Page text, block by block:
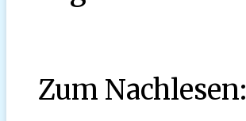
Zum Nachlesen: